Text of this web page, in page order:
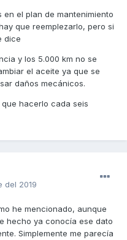
el plan de mantenimiento
que reemplezarlo, pero si
dice
y los 5.000 km no se
el aceite ya que se
daños mecánicos.
hacerlo cada seis
del 2019
he mencionado, aunque
hecho ya conocía ese dato
Simplemente me parecía